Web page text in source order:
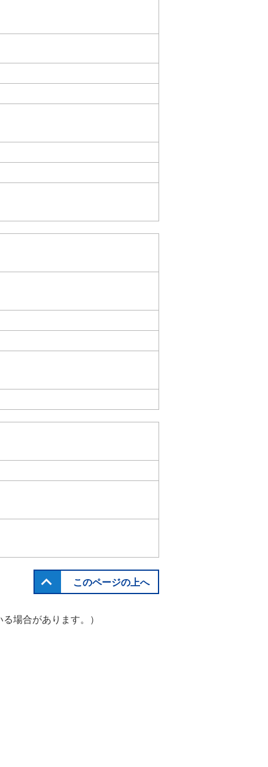
このページの上へ
場合があります。）